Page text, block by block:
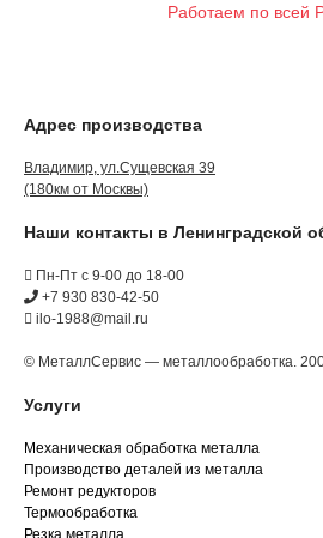
Работаем по всей
Адрес производства
Владимир, ул.Сущевская 39
(180км от Москвы)
Наши контакты в Ленинградской
Пн-Пт с 9-00 до 18-00
+7 930 830-42-50
ilo-1988@mail.ru
© МеталлСервис — металлообработка.
Услуги
Механическая обработка металла
Производство деталей из металла
Ремонт редукторов
Термообработка
Резка металла